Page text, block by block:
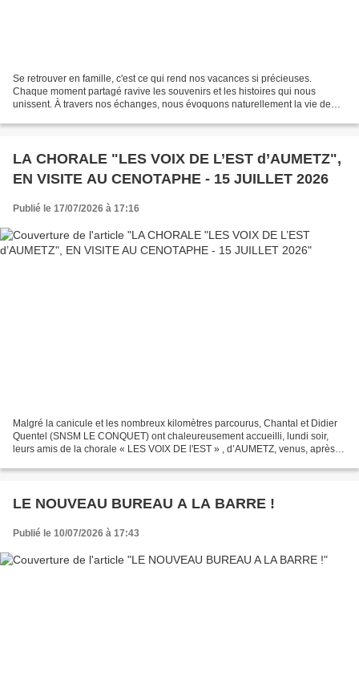
Se retrouver en famille, c'est ce qui rend nos vacances si précieuses.
Chaque moment partagé ravive les souvenirs et les histoires qui nous
unissent. À travers nos échanges, nous évoquons naturellement la vie de
LA CHORALE "LES VOIX DE L’EST d’AUMETZ",
EN VISITE AU CENOTAPHE - 15 JUILLET 2026
Publié le 17/07/2026 à 17:16
Malgré la canicule et les nombreux kilomètres parcourus, Chantal et Didier
Quentel (SNSM LE CONQUET) ont chaleureusement accueilli, lundi soir,
leurs amis de la chorale « LES VOIX DE l'EST » , d’AUMETZ, venus, après
LE NOUVEAU BUREAU A LA BARRE !
Publié le 10/07/2026 à 17:43